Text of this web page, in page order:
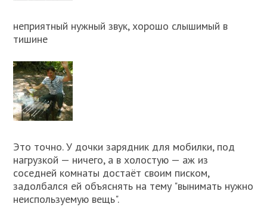
неприятный нужный звук, хорошо слышимый в
тишине
Это точно. У дочки зарядник для мобилки, под
нагрузкой — ничего, а в холостую — аж из
соседней комнаты достаёт своим писком,
задолбался ей объяснять на тему "вынимать нужно
неиспользуемую вещь".